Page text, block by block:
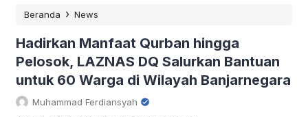
Beranda › News
Hadirkan Manfaat Qurban hingga
Pelosok, LAZNAS DQ Salurkan Bantuan
untuk 60 Warga di Wilayah Banjarnegara
Muhammad Ferdiansyah